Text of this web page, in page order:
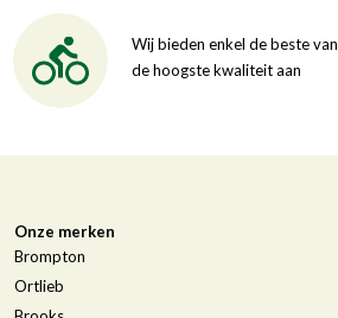
Wij bieden enkel de beste van
de hoogste kwaliteit aan
Onze merken
Brompton
Ortlieb